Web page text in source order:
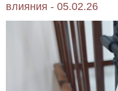
влияния - 05.02.26